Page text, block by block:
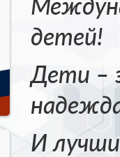
детей!
Дети –
И